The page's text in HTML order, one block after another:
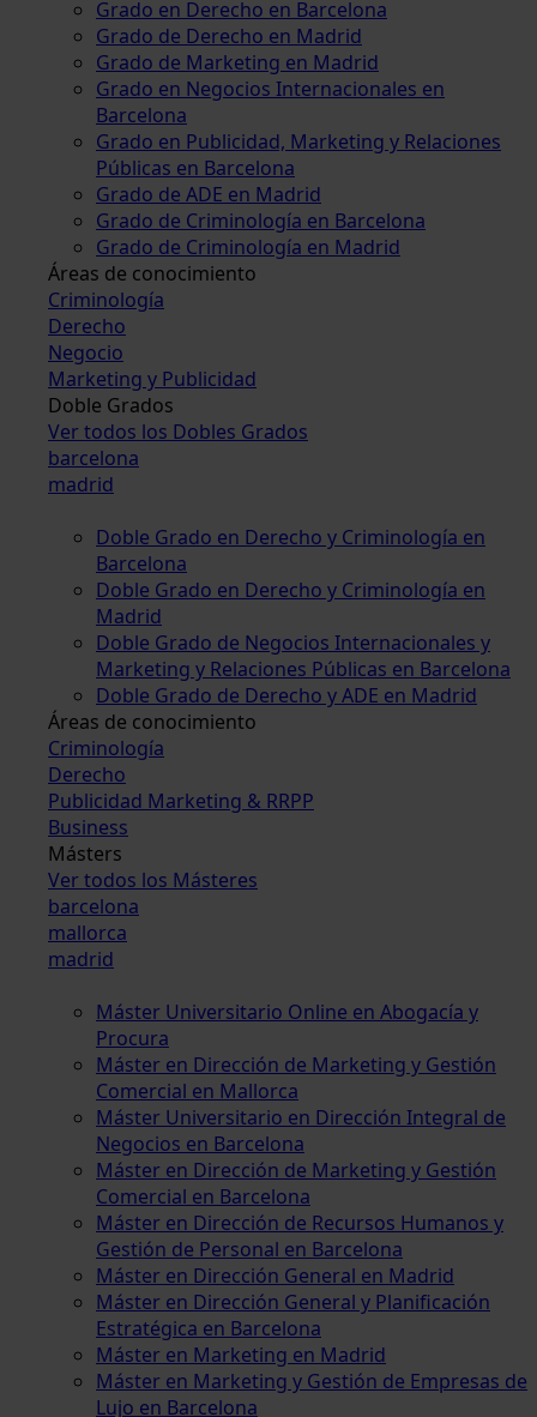
Grado en Derecho en Barcelona
Grado de Derecho en Madrid
Grado de Marketing en Madrid
Grado en Negocios Internacionales en
Barcelona
Grado en Publicidad, Marketing y Relaciones
Públicas en Barcelona
Grado de ADE en Madrid
Grado de Criminología en Barcelona
Grado de Criminología en Madrid
Áreas de conocimiento
Criminología
Derecho
Negocio
Marketing y Publicidad
Doble Grados
Ver todos los Dobles Grados
barcelona
madrid
Doble Grado en Derecho y Criminología en
Barcelona
Doble Grado en Derecho y Criminología en
Madrid
Doble Grado de Negocios Internacionales y
Marketing y Relaciones Públicas en Barcelona
Doble Grado de Derecho y ADE en Madrid
Áreas de conocimiento
Criminología
Derecho
Publicidad Marketing & RRPP
Business
Másters
Ver todos los Másteres
barcelona
mallorca
madrid
Máster Universitario Online en Abogacía y
Procura
Máster en Dirección de Marketing y Gestión
Comercial en Mallorca
Máster Universitario en Dirección Integral de
Negocios en Barcelona
Máster en Dirección de Marketing y Gestión
Comercial en Barcelona
Máster en Dirección de Recursos Humanos y
Gestión de Personal en Barcelona
Máster en Dirección General en Madrid
Máster en Dirección General y Planificación
Estratégica en Barcelona
Máster en Marketing en Madrid
Máster en Marketing y Gestión de Empresas de
Lujo en Barcelona